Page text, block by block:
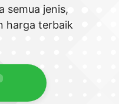
semua jenis,
harga terbaik